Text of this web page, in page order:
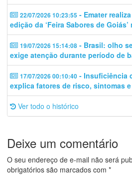
22/07/2026 10:23:55 - Emater
edição da ‘Feira Sabores de Goiás’
19/07/2026 15:14:08 - Brasil: olho
exige atenção durante período de
17/07/2026 00:10:40 - Insuficiência
explica fatores de risco, sintomas
Ver todo o histórico
Deixe um comentário
O seu endereço de e-mail não será
obrigatórios são marcados com *